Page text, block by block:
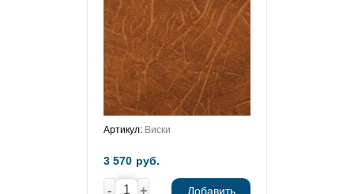
Артикул: Виски
3 570 руб.
- + Добавить